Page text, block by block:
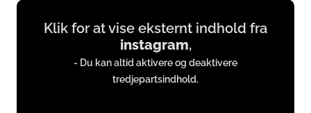
Display
content
instagram.com
Klik for at vise eksternt indhold fra
instagram,
- Du kan altid aktivere og deaktivere
tredjepartsindhold.